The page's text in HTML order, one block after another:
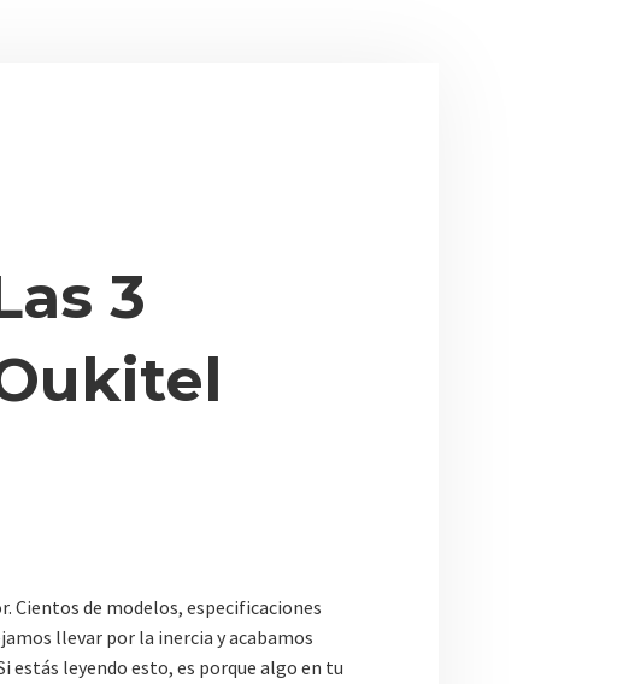
3
Cientos de modelos, especificaciones
llevar por la inercia y acabamos
estás leyendo esto, es porque algo en tu